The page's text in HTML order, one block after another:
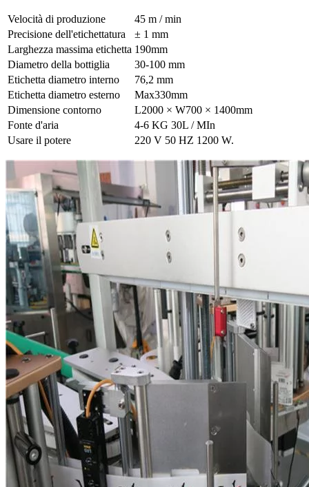
Velocità di produzione
45 m / min
Precisione dell'etichettatura
± 1 mm
Larghezza massima etichetta 190mm
Diametro della bottiglia
30-100 mm
Etichetta diametro interno
76,2 mm
Etichetta diametro esterno
Max330mm
Dimensione contorno
L2000 × W700 × 1400mm
Fonte d'aria
4-6 KG 30L / MIn
Usare il potere
220 V 50 HZ 1200 W.